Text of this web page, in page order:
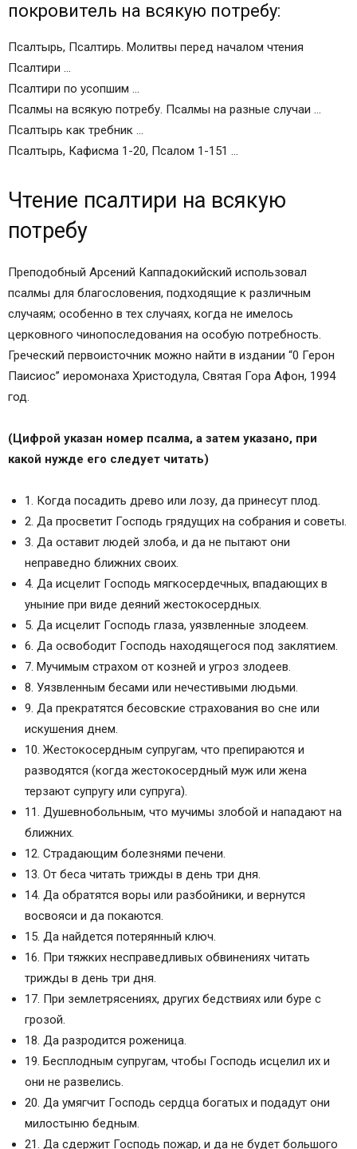
покровитель на всякую потребу:
Псалтырь, Псалтирь. Молитвы перед началом чтения
Псалтири …
Псалтири по усопшим …
Псалмы на всякую потребу. Псалмы на разные случаи …
Псалтырь как требник …
Псалтырь, Кафисма 1-20, Псалом 1-151 …
Чтение псалтири на всякую
потребу
Преподобный Арсений Каппадокийский использовал
псалмы для благословения, подходящие к различным
случаям; особенно в тех случаях, когда не имелось
церковного чинопоследования на особую потребность.
Греческий первоисточник можно найти в издании “0 Герон
Паисиос” иеромонаха Христодула, Святая Гора Афон, 1994
год.
(Цифрой указан номер псалма, а затем указано, при
какой нужде его следует читать)
1. Когда посадить древо или лозу, да принесут плод.
2. Да просветит Господь грядущих на собрания и советы.
3. Да оставит людей злоба, и да не пытают они
неправедно ближних своих.
4. Да исцелит Господь мягкосердечных, впадающих в
уныние при виде деяний жестокосердных.
5. Да исцелит Господь глаза, уязвленные злодеем.
6. Да освободит Господь находящегося под заклятием.
7. Мучимым страхом от козней и угроз злодеев.
8. Уязвленным бесами или нечестивыми людьми.
9. Да прекратятся бесовские страхования во сне или
искушения днем.
10. Жестокосердным супругам, что препираются и
разводятся (когда жестокосердный муж или жена
терзают супругу или супруга).
11. Душевнобольным, что мучимы злобой и нападают на
ближних.
12. Страдающим болезнями печени.
13. От беса читать трижды в день три дня.
14. Да обратятся воры или разбойники, и вернутся
восвояси и да покаются.
15. Да найдется потерянный ключ.
16. При тяжких несправедливых обвинениях читать
трижды в день три дня.
17. При землетрясениях, других бедствиях или буре с
грозой.
18. Да разродится роженица.
19. Бесплодным супругам, чтобы Господь исцелил их и
они не развелись.
20. Да умягчит Господь сердца богатых и подадут они
милостыню бедным.
21. Да сдержит Господь пожар, и да не будет большого